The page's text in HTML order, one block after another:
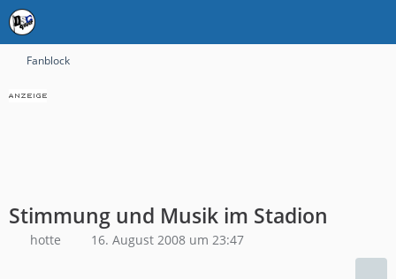
Fanblock
Stimmung und Musik im Stadion
hotte 16. August 2008 um 23:47